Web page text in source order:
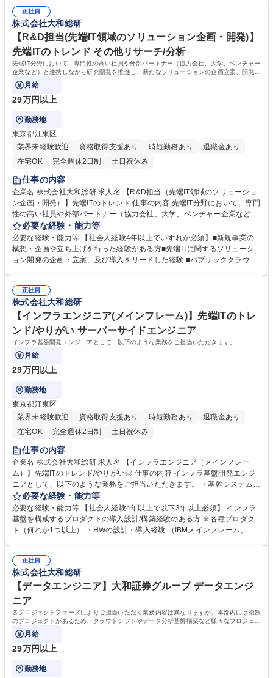
【アプリエンジニア/事業会社】上流工程/大和証券シンクタンク/制度充実
◎
検討中。） ■顧客とのコミュニケーションの機会が多くあり、上流工程を
経験できます。 学歴・資格 学歴：大学院 大学 語学力： 資格：
正社員
株式会社大和総研
【R&D担当(先端IT領域のソリューション企画・開発)】
先端ITのトレンド その他リサーチ/分析
先端IT分野において、専門性の高い社員や外部パートナー（協力会社、大学、ベンチャー
企業など）と連携しながら研究開発を推進し、新たなソリューションの企画立案、開発に
取り組んでいただきます。
月給
29万円以上
勤務地
東京都江東区
業界未経験歓迎
資格取得支援あり 時短勤務あり
退職金あり
在宅OK
完全週休2日制 土日祝休み
仕事の内容
企業名 株式会社大和総研 求人名 【R&D担当（先端IT領域のソリューショ
ン企画・開発）】先端ITのトレンド 仕事の内容 先端IT分野において、専門
性の高い社員や外部パートナー（協力会社、大学、ベンチャー企業など）
と連携しながら研究開発を推進し、新たなソリューションの企画立案、開
発に取り組んでいただきます。 ■サービスプロバイダー/外部調査機関への
ヒアリングや外部のイベント/カンファレンスへの参加などを通した先端IT
情報の収集やネットワークの構築（ベンチャー発掘含む） ■調査した情報
ョン調査、次世代インターフェース動向調査、Web3.0動向調査、AI開発
の法規制対応 募集職種 【R&D担当（先端IT領域のソリューション企画・
開発）】先端ITのトレンド
必要な経験・能力等
必要な経験・能力等 【社会人経験4年以上でいずれか必須】■新規事業の
構想・企画や立ち上げを行った経験がある方■先端ITに関するソリューシ
ョン開発の企画・立案、及び導入をリードした経験 ■パブリッククラウド
魅力】・先端ITのトレンドを追いかけながら、会社や業界に資する技術を
調査し情報を発信するやりがいを感じられるポジションです。・大和証券
グループの先端IT戦略に関与することができ、ビジネスインパクトを実感
しながら仕事をすることができます。 学歴・資格 学歴：大学院 大学 語学
力： 資格：
正社員
株式会社大和総研
【インフラエンジニア(メインフレーム)】先端ITのトレ
ンド/やりがい サーバーサイドエンジニア
インフラ基盤開発エンジニアとして、以下のような業務をご担当いただきます。
月給
29万円以上
勤務地
東京都江東区
業界未経験歓迎
資格取得支援あり 時短勤務あり
退職金あり
在宅OK
完全週休2日制 土日祝休み
仕事の内容
企業名 株式会社大和総研 求人名 【インフラエンジニア（メインフレー
ム）】先端ITのトレンド/やりがい◎ 仕事の内容 インフラ基盤開発エンジ
ニアとして、以下のような業務をご担当いただきます。 ・基幹システムが
稼働するメインフレーム環境のHWの更改及び、SWのバージョアンアッ
プ、パフォーマンスチューニング、各種改善対応を行う。 ・国内及びオフ
ショアのパートナー会社を含む多くの関係者と関わりながら、大規模プロ
ジェクトを推進していく。 募集職種 【インフラエンジニア（メインフレ
必要な経験・能力等
必要な経験・能力等 【社会人経験4年以上で以下3年以上必須】 インフラ
基盤を構成するプロダクトの導入設計/構築経験のある方 ※各種プロダク
ト（何れか1つ以上） ・HWの設計・導入経験 （IBMメインフレーム、ス
正社員
株式会社大和総研
【データエンジニア】大和証券グループ データエンジ
ニア
各プロジェクトフェーズによりご担当いただく業務内容は異なりますが、本部内には複数
のプロジェクトがあるため、クラウドシフトやデータ分析基盤構築など様々なプロジェク
トに携わる機会がございます。
月給
29万円以上
勤務地